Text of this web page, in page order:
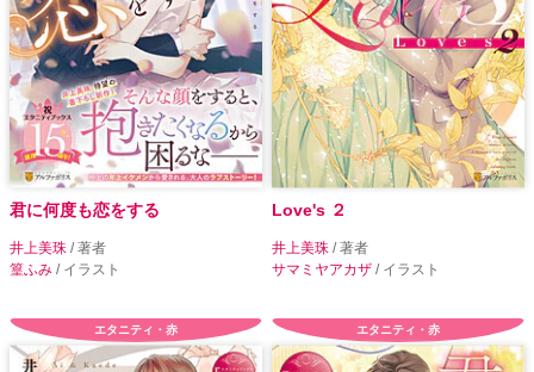
君に何度も恋をする
井上美珠 / 著者
篁ふみ / イラスト
Love's ２
井上美珠 / 著者
サマミヤアカザ / イラスト
エタニティ・赤 エタニティ・赤